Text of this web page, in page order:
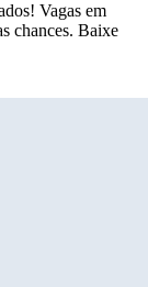
Vagas em
chances. Baixe